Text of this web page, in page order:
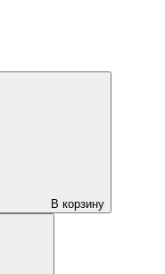
В корзину